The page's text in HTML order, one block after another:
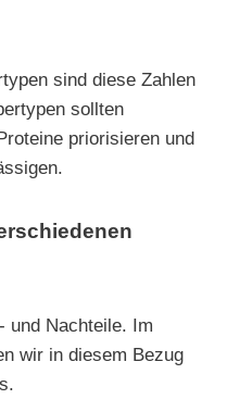
sind diese Zahlen
sollten
priorisieren und
und Nachteile. Im
wir in diesem Bezug